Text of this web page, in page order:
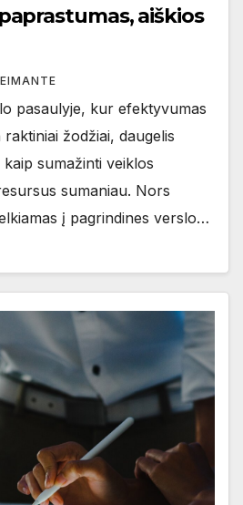
aiškios
pasaulyje, kur efektyvumas
žodžiai, daugelis
sumažinti veiklos
sumaniau. Nors
į pagrindines verslo…